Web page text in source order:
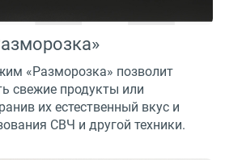
«Разморозка» позволит
свежие продукты или
их естественный вкус и
СВЧ и другой техники.